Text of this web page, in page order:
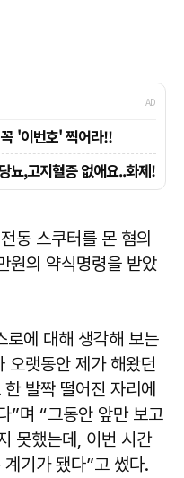
동 스쿠터를 몬 혐의
원의 약식명령을 받았
로에 대해 생각해 보는
오랫동안 제가 해왔던
발짝 떨어진 자리에
”며 “그동안 앞만 보고
못했는데, 이번 시간
기가 됐다”고 썼다.